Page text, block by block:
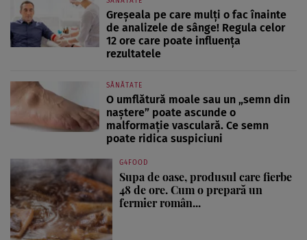
Greșeala pe care mulți o fac înainte
de analizele de sânge! Regula celor
12 ore care poate influența
rezultatele
SĂNĂTATE
O umflătură moale sau un „semn din
naștere” poate ascunde o
malformație vasculară. Ce semn
poate ridica suspiciuni
G4FOOD
Supa de oase, produsul care fierbe
48 de ore. Cum o prepară un
fermier român...